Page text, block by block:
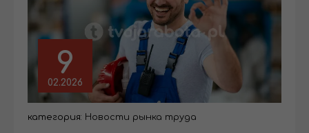
9
02.2026
категория: Новости рынка труда